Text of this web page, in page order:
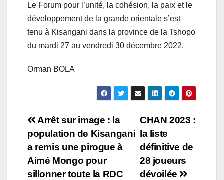
Le Forum pour l’unité, la cohésion, la paix et le
développement de la grande orientale s’est
tenu à Kisangani dans la province de la Tshopo
du mardi 27 au vendredi 30 décembre 2022.
Orman BOLA
Navigation
de
l’article
CHAN 2023 :
la liste
définitive de
28 joueurs
dévoilée
Arrêt sur image : la
population de Kisangani
a remis une pirogue à
Aimé Mongo pour
sillonner toute la RDC